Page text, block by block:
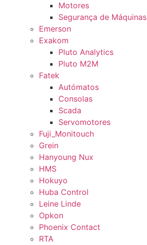
Motores
Segurança de Máquinas
Emerson
Exakom
Pluto Analytics
Pluto M2M
Fatek
Autómatos
Consolas
Scada
Servomotores
Fuji_Monitouch
Grein
Hanyoung Nux
HMS
Hokuyo
Huba Control
Leine Linde
Opkon
Phoenix Contact
RTA